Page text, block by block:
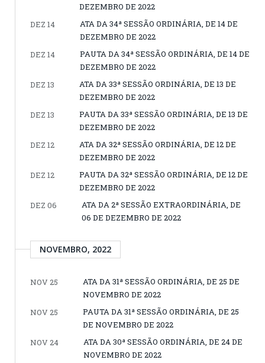
DEZEMBRO DE 2022
DEZ 14
ATA DA 34ª SESSÃO ORDINÁRIA, DE 14 DE
DEZEMBRO DE 2022
DEZ 14
PAUTA DA 34ª SESSÃO ORDINÁRIA, DE 14 DE
DEZEMBRO DE 2022
DEZ 13
ATA DA 33ª SESSÃO ORDINÁRIA, DE 13 DE
DEZEMBRO DE 2022
DEZ 13
PAUTA DA 33ª SESSÃO ORDINÁRIA, DE 13 DE
DEZEMBRO DE 2022
DEZ 12
ATA DA 32ª SESSÃO ORDINÁRIA, DE 12 DE
DEZEMBRO DE 2022
DEZ 12
PAUTA DA 32ª SESSÃO ORDINÁRIA, DE 12 DE
DEZEMBRO DE 2022
DEZ 06
ATA DA 2ª SESSÃO EXTRAORDINÁRIA, DE
06 DE DEZEMBRO DE 2022
NOVEMBRO, 2022
NOV 25
ATA DA 31ª SESSÃO ORDINÁRIA, DE 25 DE
NOVEMBRO DE 2022
NOV 25
PAUTA DA 31ª SESSÃO ORDINÁRIA, DE 25
DE NOVEMBRO DE 2022
NOV 24
ATA DA 30ª SESSÃO ORDINÁRIA, DE 24 DE
NOVEMBRO DE 2022